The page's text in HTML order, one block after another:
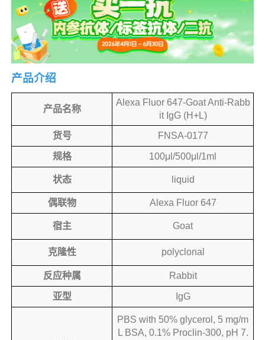
产品介绍
产品名称
Alexa Fluor 647-Goat Anti-Rabb
it IgG (H+L)
货号
FNSA-0177
规格 100μl/500μl/1ml
状态 liquid
偶联物 Alexa Fluor 647
宿主 Goat
克隆性 polyclonal
反应种属 Rabbit
亚型 IgG
PBS with 50% glycerol, 5 mg/m
L BSA, 0.1% Proclin-300, pH 7.